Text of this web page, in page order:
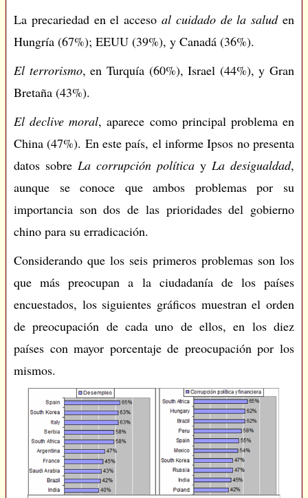
La precariedad en el acceso al cuidado de la saluden
Hungría (67%); EEUU (39%), y Canadá (36%).
El terrorismo, en Turquía (60%), Israel (44%), y Gran
Bretaña (43%).
El declive moral, aparece como principal problema en
China (47%). En este país, el informe Ipsos no presenta
datos sobre La corrupción política y La desigualdad,
aunque se conoce que ambos problemas por su
importancia son dos de las prioridades del gobierno
chino para su erradicación.
Considerando que los seis primeros problemas son los
que más preocupan a la ciudadanía de los países
encuestados, los siguientes gráficos muestran el orden
de preocupación de cada uno de ellos, en los diez
países con mayor porcentaje de preocupación por los
mismos.